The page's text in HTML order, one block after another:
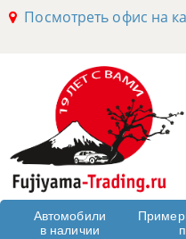
Посмотреть офис на
Автомобили
в наличии